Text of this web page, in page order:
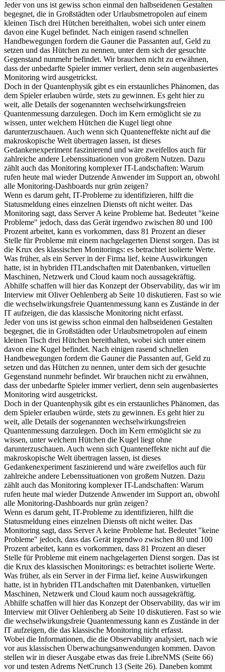
Jeder von uns ist gewiss schon einmal den halbseidenen Gestalten
begegnet, die in Großstädten oder Urlaubsmetropolen auf einem
kleinen Tisch drei Hütchen bereithalten, wobei sich unter einem
davon eine Kugel befindet. Nach einigen rasend schnellen
Handbewegungen fordern die Gauner die Passanten auf, Geld zu
setzen und das Hütchen zu nennen, unter dem sich der gesuchte
Gegenstand nunmehr befindet. Wir brauchen nicht zu erwähnen,
dass der unbedarfte Spieler immer verliert, denn sein augenbasiertes
Monitoring wird ausgetrickst.
Doch in der Quantenphysik gibt es ein erstaunliches Phänomen, das
dem Spieler erlauben würde, stets zu gewinnen. Es geht hier zu
weit, alle Details der sogenannten wechselwirkungsfreien
Quantenmessung darzulegen. Doch im Kern ermöglicht sie zu
wissen, unter welchem Hütchen die Kugel liegt ohne
darunterzuschauen. Auch wenn sich Quanteneffekte nicht auf die
makroskopische Welt übertragen lassen, ist dieses
Gedankenexperiment faszinierend und wäre zweifellos auch für
zahlreiche andere Lebenssituationen von großem Nutzen. Dazu
zählt auch das Monitoring komplexer IT-Landschaften: Warum
rufen heute mal wieder Dutzende Anwender im Support an, obwohl
alle Monitoring-Dashboards nur grün zeigen?
Wenn es darum geht, IT-Probleme zu identifizieren, hilft die
Statusmeldung eines einzelnen Diensts oft nicht weiter. Das
Monitoring sagt, dass Server A keine Probleme hat. Bedeutet "keine
Probleme" jedoch, dass das Gerät irgendwo zwischen 80 und 100
Prozent arbeitet, kann es vorkommen, dass 81 Prozent an dieser
Stelle für Probleme mit einem nachgelagerten Dienst sorgen. Das ist
die Krux des klassischen Monitorings: es betrachtet isolierte Werte.
Was früher, als ein Server in der Firma lief, keine Auswirkungen
hatte, ist in hybriden ITLandschaften mit Datenbanken, virtuellen
Maschinen, Netzwerk und Cloud kaum noch aussagekräftig.
Abhilfe schaffen will hier das Konzept der Observability, das wir im
Interview mit Oliver Oehlenberg ab Seite 10 diskutieren. Fast so wie
die wechselwirkungsfreie Quantenmessung kann es Zustände in der
IT aufzeigen, die das klassische Monitoring nicht erfasst.
Jeder von uns ist gewiss schon einmal den halbseidenen Gestalten
begegnet, die in Großstädten oder Urlaubsmetropolen auf einem
kleinen Tisch drei Hütchen bereithalten, wobei sich unter einem
davon eine Kugel befindet. Nach einigen rasend schnellen
Handbewegungen fordern die Gauner die Passanten auf, Geld zu
setzen und das Hütchen zu nennen, unter dem sich der gesuchte
Gegenstand nunmehr befindet. Wir brauchen nicht zu erwähnen,
dass der unbedarfte Spieler immer verliert, denn sein augenbasiertes
Monitoring wird ausgetrickst.
Doch in der Quantenphysik gibt es ein erstaunliches Phänomen, das
dem Spieler erlauben würde, stets zu gewinnen. Es geht hier zu
weit, alle Details der sogenannten wechselwirkungsfreien
Quantenmessung darzulegen. Doch im Kern ermöglicht sie zu
wissen, unter welchem Hütchen die Kugel liegt ohne
darunterzuschauen. Auch wenn sich Quanteneffekte nicht auf die
makroskopische Welt übertragen lassen, ist dieses
Gedankenexperiment faszinierend und wäre zweifellos auch für
zahlreiche andere Lebenssituationen von großem Nutzen. Dazu
zählt auch das Monitoring komplexer IT-Landschaften: Warum
rufen heute mal wieder Dutzende Anwender im Support an, obwohl
alle Monitoring-Dashboards nur grün zeigen?
Wenn es darum geht, IT-Probleme zu identifizieren, hilft die
Statusmeldung eines einzelnen Diensts oft nicht weiter. Das
Monitoring sagt, dass Server A keine Probleme hat. Bedeutet "keine
Probleme" jedoch, dass das Gerät irgendwo zwischen 80 und 100
Prozent arbeitet, kann es vorkommen, dass 81 Prozent an dieser
Stelle für Probleme mit einem nachgelagerten Dienst sorgen. Das ist
die Krux des klassischen Monitorings: es betrachtet isolierte Werte.
Was früher, als ein Server in der Firma lief, keine Auswirkungen
hatte, ist in hybriden ITLandschaften mit Datenbanken, virtuellen
Maschinen, Netzwerk und Cloud kaum noch aussagekräftig.
Abhilfe schaffen will hier das Konzept der Observability, das wir im
Interview mit Oliver Oehlenberg ab Seite 10 diskutieren. Fast so wie
die wechselwirkungsfreie Quantenmessung kann es Zustände in der
IT aufzeigen, die das klassische Monitoring nicht erfasst.
Wobei die Informationen, die die Observability analysiert, nach wie
vor aus klassischen Überwachungsanwendungen kommen. Davon
stellen wir in dieser Ausgabe etwas das freie LibreNMS (Seite 66)
vor und testen Adrems NetCrunch 13 (Seite 26). Daneben kommt